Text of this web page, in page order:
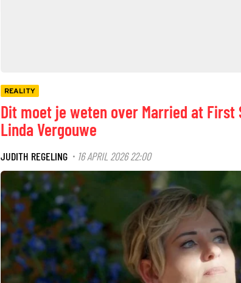
REALITY
Dit moet je weten over Married at First
Linda Vergouwe
JUDITH REGELING · 16 APRIL 2026 22:00